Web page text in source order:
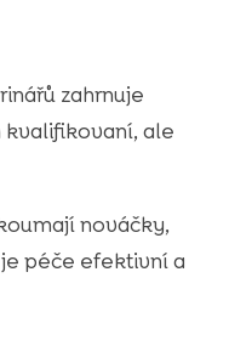
zahrnuje
kvalifikovaní, ale
nováčky,
péče efektivní a